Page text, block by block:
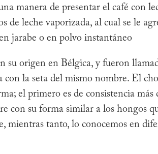
manera de presentar el café con
de leche vaporizada, al cual se le
jarabe o en polvo instantáneo
su origen en Bélgica, y fueron
con la seta del mismo nombre. El
el primero es de consistencia
con su forma similar a los hongos
mientras tanto, lo conocemos en